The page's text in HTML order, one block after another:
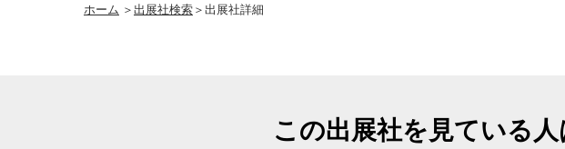
ホーム ＞出展社検索＞出展社詳細
この出展社を見ている